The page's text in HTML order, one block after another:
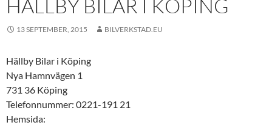
HÄLLBY BILAR I KÖPING
13 SEPTEMBER, 2015 BILVERKSTAD.EU
Hällby Bilar i Köping
Nya Hamnvägen 1
731 36 Köping
Telefonnummer: 0221-191 21
Hemsida: